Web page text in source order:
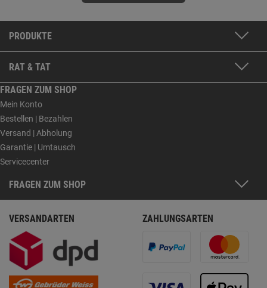
PRODUKTE
RAT & TAT
FRAGEN ZUM SHOP
Mein Konto
Bestellen | Bezahlen
Versand | Abholung
Garantie | Umtausch
Servicecenter
FRAGEN ZUM SHOP
VERSANDARTEN ZAHLUNGSARTEN